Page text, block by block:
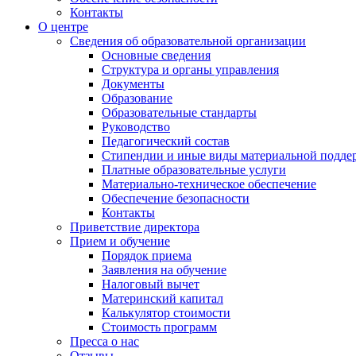
Контакты
О центре
Сведения об образовательной организации
Основные сведения
Структура и органы управления
Документы
Образование
Образовательные стандарты
Руководство
Педагогический состав
Стипендии и иные виды материальной
Платные образовательные услуги
Материально-техническое обеспечение
Обеспечение безопасности
Контакты
Приветствие директора
Прием и обучение
Порядок приема
Заявления на обучение
Налоговый вычет
Материнский капитал
Калькулятор стоимости
Стоимость программ
Пресса о нас